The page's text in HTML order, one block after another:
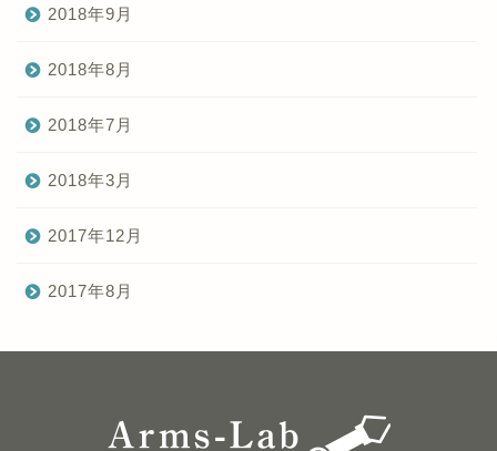
2018年9月
2018年8月
2018年7月
2018年3月
2017年12月
2017年8月